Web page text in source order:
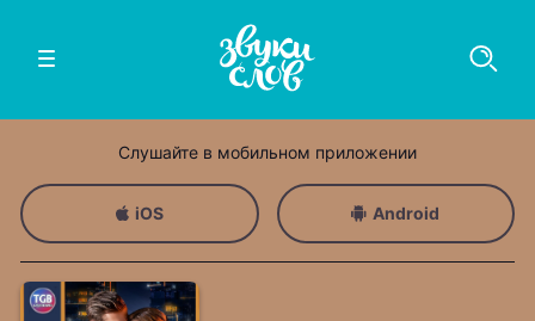
Слушайте в мобильном приложении
iOS Android